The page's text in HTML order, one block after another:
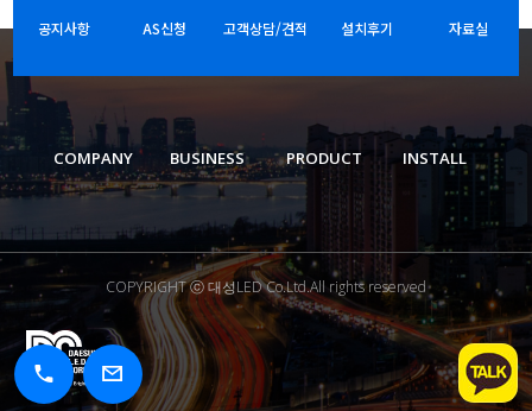
공지사항 AS신청 고객상담/견적 설치후기 자료실
COMPANY BUSINESS PRODUCT INSTALL
COPYRIGHT ⓒ 대성LED Co.Ltd.All rights reserved